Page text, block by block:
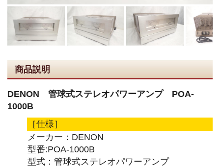
商品説明
DENON 管球式ステレオパワーアンプ POA-
1000B
［仕様］
メーカー：DENON
型番:POA-1000B
型式：管球式ステレオパワーアンプ